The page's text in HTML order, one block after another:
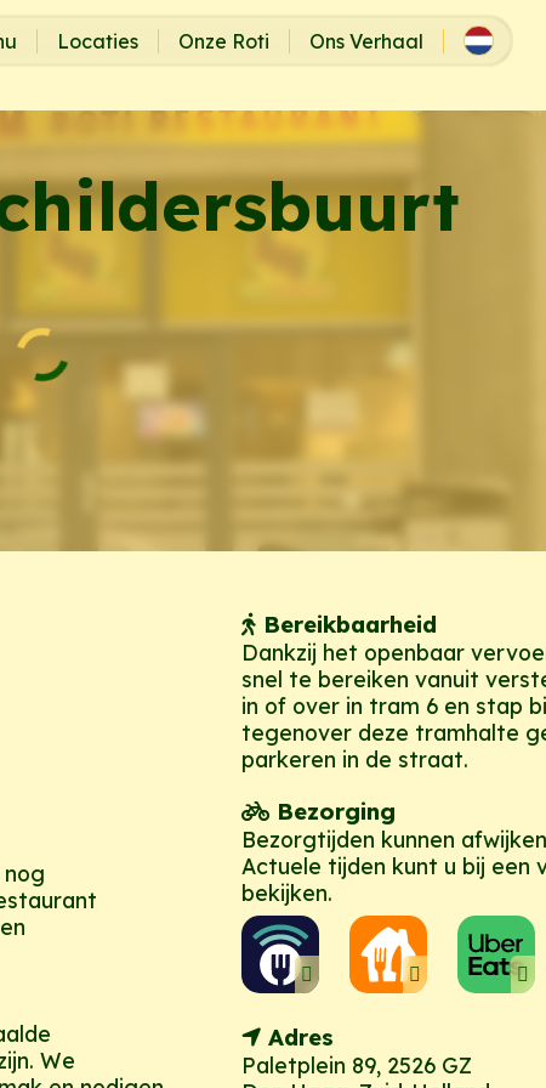
Locaties Onze Roti Ons Verhaal
We
Bereikbaarheid
Dankzij het openbaar
snel te bereiken vanuit
in of over in tram 6 en stap
tegenover deze tramhalte
parkeren in de straat.
Bezorging
Bezorgtijden kunnen
Actuele tijden kunt u bij een
bekijken.
Adres
Paletplein 89, 2526 GZ